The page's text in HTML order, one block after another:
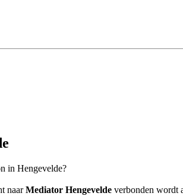
in Hengevelde?
naarMediator Hengevelde verbonden wordt